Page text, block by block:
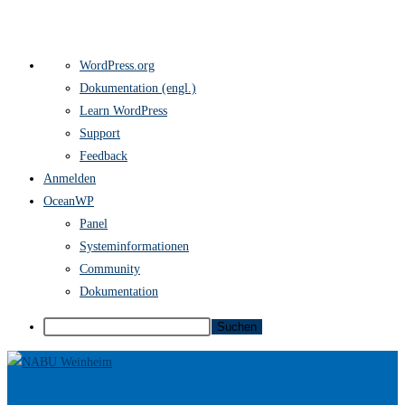
Über
WordPress
WordPress.org
Dokumentation (engl.)
Learn WordPress
Support
Feedback
Anmelden
OceanWP
Panel
Systeminformationen
Community
Dokumentation
Suchen
Zum